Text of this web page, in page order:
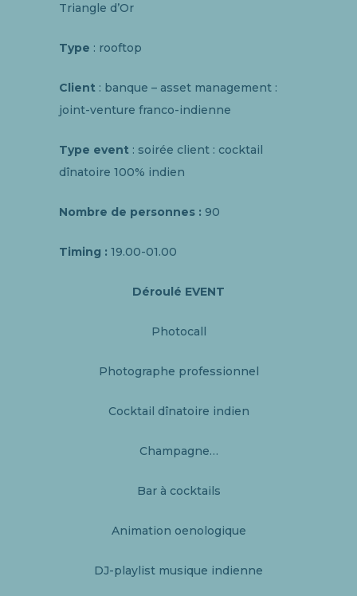
Triangle d’Or
Type : rooftop
Client : banque – asset management :
joint-venture franco-indienne
Type event : soirée client : cocktail
dînatoire 100% indien
Nombre de personnes : 90
Timing : 19.00-01.00
Déroulé EVENT
Photocall
Photographe professionnel
Cocktail dînatoire indien
Champagne…
Bar à cocktails
Animation oenologique
DJ-playlist musique indienne